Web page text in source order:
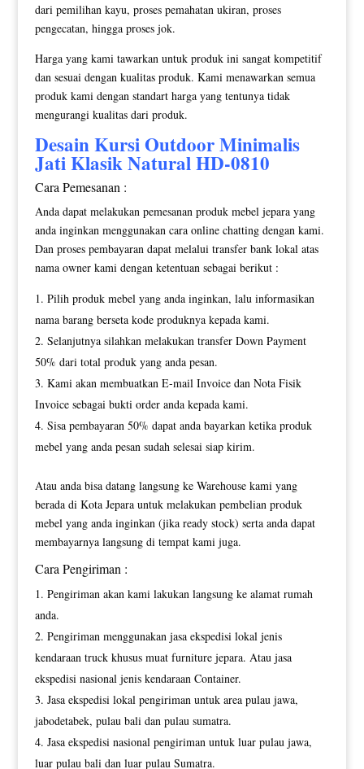
dari pemilihan kayu, proses pemahatan ukiran, proses
pengecatan, hingga proses jok.
Harga yang kami tawarkan untuk produk ini sangat kompetitif
dan sesuai dengan kualitas produk. Kami menawarkan semua
produk kami dengan standart harga yang tentunya tidak
mengurangi kualitas dari produk.
DesainKursi Outdoor Minimalis
Jati Klasik Natural HD-0810
Cara Pemesanan :
Anda dapat melakukan pemesanan produk mebel jepara yang
anda inginkan menggunakan cara online chatting dengan kami.
Dan proses pembayaran dapat melalui transfer bank lokal atas
nama owner kami dengan ketentuan sebagai berikut :
Pilih produk mebel yang anda inginkan, lalu informasikan
nama barang berseta kode produknya kepada kami.
Selanjutnya silahkan melakukan transfer Down Payment
50% dari total produk yang anda pesan.
Kami akan membuatkan E-mail Invoice dan Nota Fisik
Invoice sebagai bukti order anda kepada kami.
Sisa pembayaran 50% dapat anda bayarkan ketika produk
mebel yang anda pesan sudah selesai siap kirim.
Atau anda bisa datang langsung ke Warehouse kami yang
berada di Kota Jepara untuk melakukan pembelian produk
mebel yang anda inginkan (jika ready stock) serta anda dapat
membayarnya langsung di tempat kami juga.
Cara Pengiriman :
Pengiriman akan kami lakukan langsung ke alamat rumah
anda.
Pengiriman menggunakan jasa ekspedisi lokal jenis
kendaraan truck khusus muat furniture jepara. Atau jasa
ekspedisi nasional jenis kendaraan Container.
Jasa ekspedisi lokal pengiriman untuk area pulau jawa,
jabodetabek, pulau bali dan pulau sumatra.
Jasa ekspedisi nasional pengiriman untuk luar pulau jawa,
luar pulau bali dan luar pulau Sumatra.